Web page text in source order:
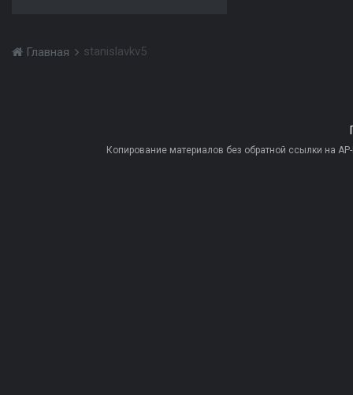
Главная stanislavkv5
Копирование материалов без обратной ссылки на